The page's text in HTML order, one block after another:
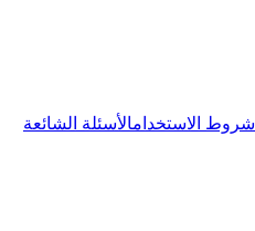
شروط الاستخدامالأسئلة الشائعة